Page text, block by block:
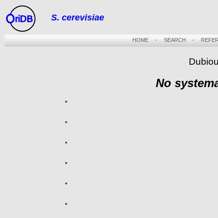
riDB S. cerevisiae
HOME- SEARCH -
No